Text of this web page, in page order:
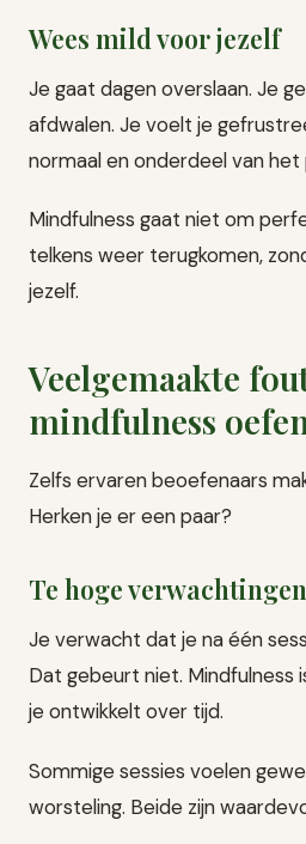
Wees mild voor jezelf
Je gaat dagen overslaan. Je
afdwalen. Je voelt je
normaal en onderdeel van het
Mindfulness gaat niet om
telkens weer terugkomen,
jezelf.
Veelgemaakte
mindfulness
Zelfs ervaren beoefenaars
Herken je er een paar?
Te hoge verwachtingen
Je verwacht dat je na één
Dat gebeurt niet. Mindfulness
je ontwikkelt over tijd.
Sommige sessies voelen
worsteling. Beide zijn